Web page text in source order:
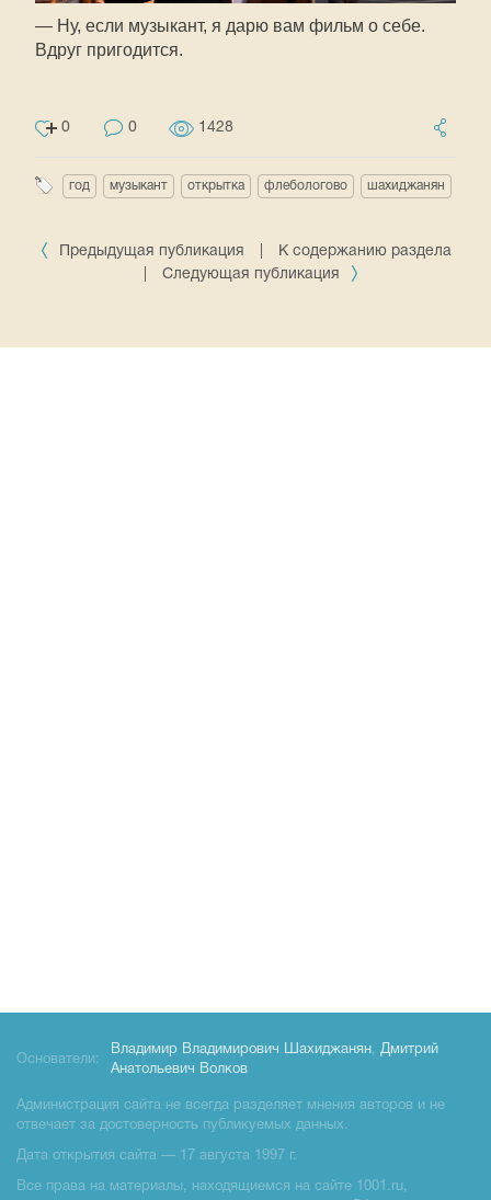
— Ну, если музыкант, я дарю вам фильм о себе.
Вдруг пригодится.
0 0 1428
год музыкант открытка флебологово шахиджанян
Предыдущая публикация
К содержанию раздела
Следующая публикация
Основатели:
Владимир Владимирович Шахиджанян, Дмитрий
Анатольевич Волков
Администрация сайта не всегда разделяет мнения авторов и не
отвечает за достоверность публикуемых данных.
Дата открытия сайта — 17 августа 1997 г.
Все права на материалы, находящиемся на сайте 1001.ru,